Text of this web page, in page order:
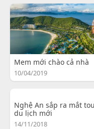
Mem mới chào cả nhà
10/04/2019
Nghệ An sắp ra mắt
du lịch mới
14/11/2018